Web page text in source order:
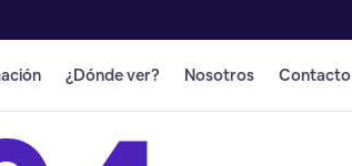
¿Dónde ver? Nosotros Contacto